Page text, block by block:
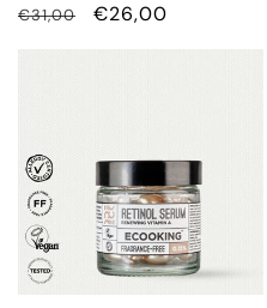
CENA
€31,00
CENA
€26,00